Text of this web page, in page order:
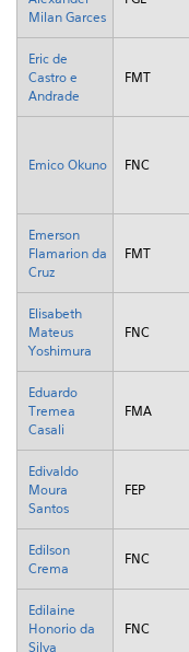
Milan Garces
Eric de
Castro e
Andrade
FMT
Emico Okuno FNC
Emerson
Flamarion da
Cruz
FMT
Elisabeth
Mateus
Yoshimura
FNC
Eduardo
Tremea
Casali
FMA
Edivaldo
Moura
Santos
FEP
Edilson
Crema
FNC
Edilaine
Honorio da
Silva
FNC